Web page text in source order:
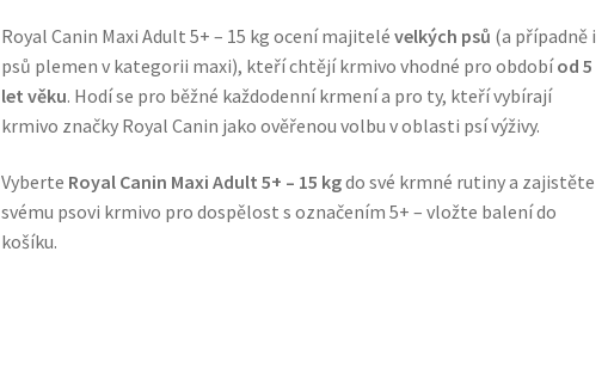
Royal Canin Maxi Adult 5+ – 15 kg ocení majitelé velkých psů (a případně i
psů plemen v kategorii maxi), kteří chtějí krmivo vhodné pro obdobíod 5
let věku. Hodí se pro běžné každodenní krmení a pro ty, kteří vybírají
krmivo značky Royal Canin jako ověřenou volbu v oblasti psí výživy.
Vyberte Royal Canin Maxi Adult 5+ – 15 kgdo své krmné rutiny a zajistěte
svému psovi krmivo pro dospělost s označením 5+ – vložte balení do
košíku.